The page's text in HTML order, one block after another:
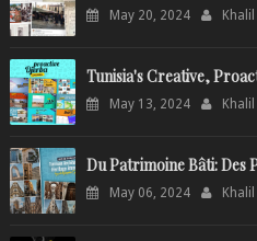
May 20, 2024
Tunisia's Creative,
May 13, 2024
Du Patrimoine Bâti: Des
May 06, 2024